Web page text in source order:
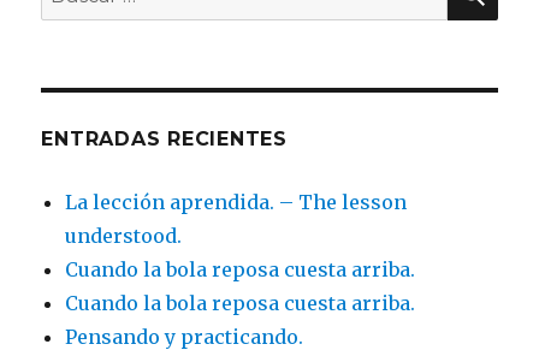
por:
ENTRADAS RECIENTES
La lección aprendida. – The lesson
understood.
Cuando la bola reposa cuesta arriba.
Cuando la bola reposa cuesta arriba.
Pensando y practicando.